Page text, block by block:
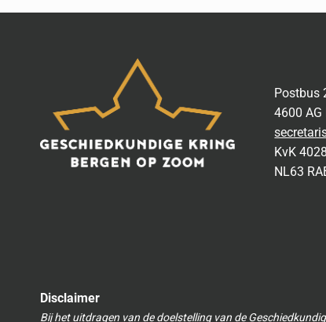
Postbus
4600 AG
KvK
NL63
Disclaimer
Bij het uitdragen van de doelstelling van de